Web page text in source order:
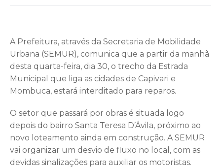
A Prefeitura, através da Secretaria de Mobilidade
Urbana (SEMUR), comunica que a partir da manhã
desta quarta-feira, dia 30, o trecho da Estrada
Municipal que liga as cidades de Capivari e
Mombuca, estará interditado para reparos.
O setor que passará por obras é situada logo
depois do bairro Santa Teresa D’Ávila, próximo ao
novo loteamento ainda em construção. A SEMUR
vai organizar um desvio de fluxo no local, com as
devidas sinalizações para auxiliar os motoristas.